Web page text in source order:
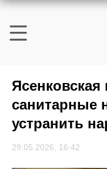
санитарные
устранить
29.05.2026, 16:42